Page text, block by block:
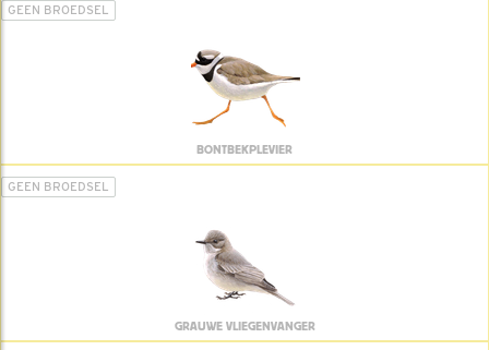
GEEN BROEDSEL
BONTBEKPLEVIER
GEEN BROEDSEL
GRAUWE VLIEGENVANGER